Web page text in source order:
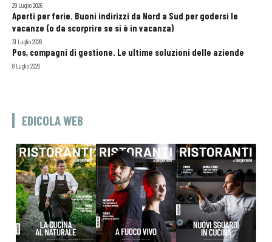
29 Luglio 2026
Aperti per ferie. Buoni indirizzi da Nord a Sud per godersi le
vacanze (o da scorprire se si è in vacanza)
31 Luglio 2026
Pos, compagni di gestione. Le ultime soluzioni delle aziende
8 Luglio 2026
EDICOLA WEB